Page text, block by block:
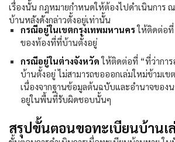
เรื่องนั้น กฎหมายกำหนดให้ต้องไปดำเนินการ
บ้านหลังดังกล่าวตั้งอยู่เท่านั้น
กรณีอยู่ในเขตกรุงเทพมหานครให้ติดต่อที่
ของท้องที่ที่บ้านตั้งอยู่
กรณีอยู่ในต่างจังหวัดให้ติดต่อที่ “ที่ว่ากา
บ้านตั้งอยู่ ไม่สามารถขอออกเล่มใหม่ข้ามเข
เนื่องจากฐานข้อมูลต้นฉบับและอำนาจของ
อยู่ในพื้นที่รับผิดชอบนั้นๆ
สรุปขั้นตอนขอทะเบียนบ้านเ